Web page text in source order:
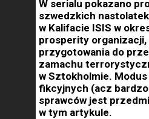
W serialu pokazano
szwedzkich
w Kalifacie ISIS w
prosperity organizacji,
przygotowania do
zamachu
w Sztokholmie.
fikcyjnych (acz
sprawców jest
w tym artykule.